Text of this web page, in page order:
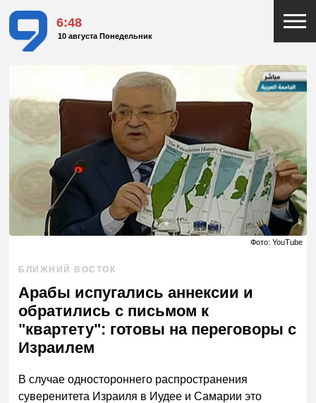
6:48
10 августа Понедельник
Фото: YouTube
БЛИЖНИЙ ВОСТОК
Арабы испугались аннексии и
обратились с письмом к
"квартету": готовы на переговоры с
Израилем
В случае одностороннего распространения
суверенитета Израиля в Иудее и Самарии это